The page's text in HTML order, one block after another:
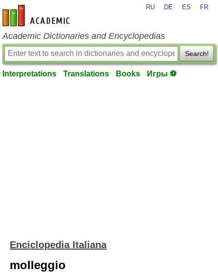
en-academic.com
RU DE ES FR
Academic Dictionaries and Encyclopedias
Search!
Interpretations Translations Books Игры ⚽
Enciclopedia Italiana
molleggio